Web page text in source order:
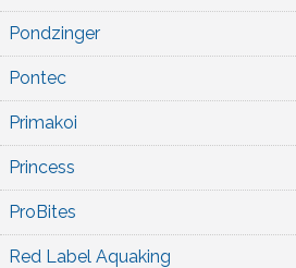
Pondzinger
Pontec
Primakoi
Princess
ProBites
Red Label Aquaking